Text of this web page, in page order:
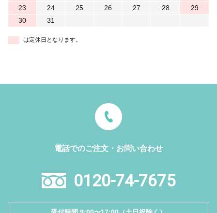
23
24 25 26 27 28
29
30
31
は定休日となります。
電話でのご注文・お問い合わせ
0120-74-7675